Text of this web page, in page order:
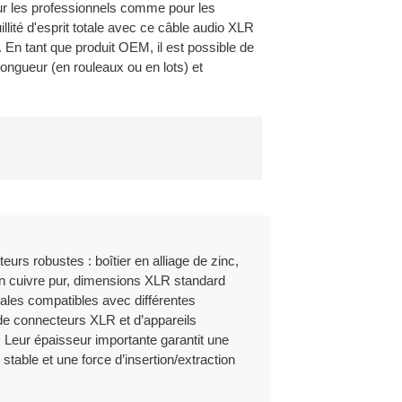
les professionnels comme pour les
d'esprit totale avec ce câble audio XLR
tant que produit OEM, il est possible de
(en rouleaux ou en lots) et
robustes : boîtier en alliage de zinc,
cuivre pur, dimensions XLR standard
compatibles avec différentes
connecteurs XLR et d’appareils
épaisseur importante garantit une
et une force d’insertion/extraction
normes convenues.
chaque commande.
des manuels d'installation, des
électronique
un service et une assistance technique
la garantie en contactant notre représentant
défectueux.
au remplacement ou au remboursement
responsables des dommages indirects,